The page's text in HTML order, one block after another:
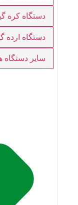
دستگاه کره
دستگاه ارده
سایر دستگاه